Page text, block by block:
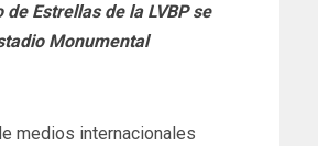
de Estrellas de la LVBP se
Monumental
medios internacionales